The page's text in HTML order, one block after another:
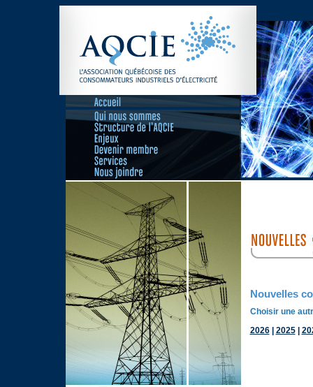
Nouvelles
Choisir une
2026| 2025|